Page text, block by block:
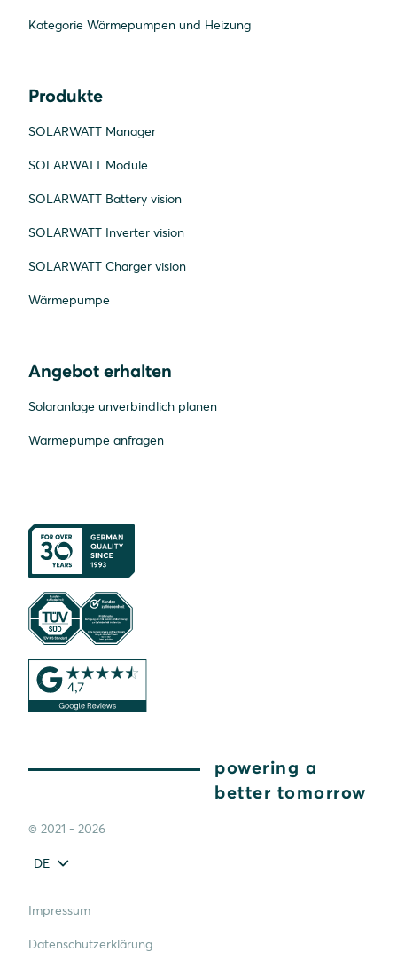
Kategorie Wärmepumpen und Heizung
Produkte
SOLARWATT Manager
SOLARWATT Module
SOLARWATT Battery vision
SOLARWATT Inverter vision
SOLARWATT Charger vision
Wärmepumpe
Angebot erhalten
Solaranlage unverbindlich planen
Wärmepumpe anfragen
powering a
better tomorrow
© 2021 - 2026
DE
Impressum
Datenschutzerklärung